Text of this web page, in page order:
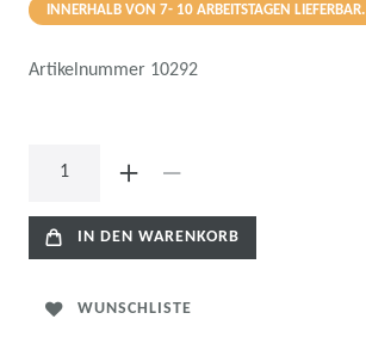
INNERHALB VON 7- 10 ARBEITSTAGEN LIEFERBAR.
Artikelnummer 10292
IN DEN WARENKORB
WUNSCHLISTE